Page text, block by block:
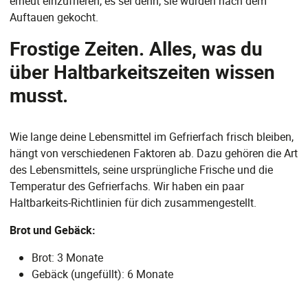
Auftauen gekocht.
Frostige Zeiten. Alles, was du
über Haltbarkeitszeiten wissen
musst.
Wie lange deine Lebensmittel im Gefrierfach frisch bleiben,
hängt von verschiedenen Faktoren ab. Dazu gehören die Art
des Lebensmittels, seine ursprüngliche Frische und die
Temperatur des Gefrierfachs. Wir haben ein paar
Haltbarkeits-Richtlinien für dich zusammengestellt.
Brot und Gebäck:
Brot: 3 Monate
Gebäck (ungefüllt): 6 Monate